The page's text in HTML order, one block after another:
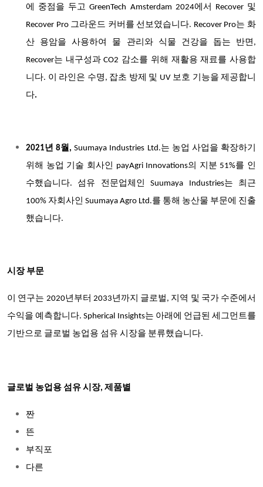
에 중점을 두고 GreenTech Amsterdam 2024에서 Recover 및
Recover Pro 그라운드 커버를 선보였습니다. Recover Pro는 화
산 용암을 사용하여 물 관리와 식물 건강을 돕는 반면,
Recover는 내구성과 CO2 감소를 위해 재활용 재료를 사용합
니다. 이 라인은 수명, 잡초 방제 및 UV 보호 기능을 제공합니
다.
2021년 8월,Suumaya Industries Ltd.는 농업 사업을 확장하기
위해 농업 기술 회사인 payAgri Innovations의 지분 51%를 인
수했습니다. 섬유 전문업체인 Suumaya Industries는 최근
100% 자회사인 Suumaya Agro Ltd.를 통해 농산물 부문에 진출
했습니다.
시장 부문
이 연구는 2020년부터 2033년까지 글로벌, 지역 및 국가 수준에서
수익을 예측합니다. Spherical Insights는 아래에 언급된 세그먼트를
기반으로 글로벌 농업용 섬유 시장을 분류했습니다.
글로벌 농업용 섬유 시장, 제품별
짠
뜬
부직포
다른